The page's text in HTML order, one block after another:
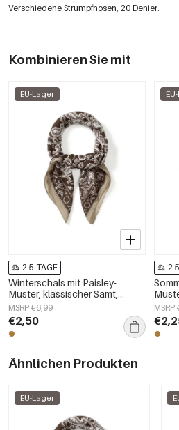
Verschiedene Strumpfhosen, 20 Denier.
Kombinieren Sie mit
EU-Lager
2-5 TAGE
Winterschals mit Paisley-
Muster, klassischer Samt,
Accessoires für jeden Tag
MSRP €6,99
€2,50
2-
MSRP
Ähnlichen Produkten
EU-Lager